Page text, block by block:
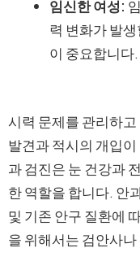
임신한 여성:
력 변화가 발
이 중요합니다.
시력 문제를 관리하
발견과 적시의 개입
과 검진은 눈 건강과
한 역할을 합니다. 안
및 기존 안구 질환에
을 위해서는 검안사